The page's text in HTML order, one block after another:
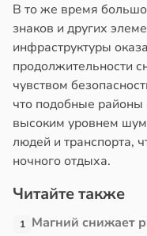
В то же время
знаков и других
инфраструктуры
продолжительности
чувством
что подобные районы
высоким уровнем
людей и транспорта,
ночного отдыха.
Читайте также
1 Магний снижает